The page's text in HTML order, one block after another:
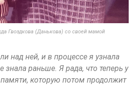
Гвоздкова (Данькова) со своей мамой
над ней, и в процессе я узнала
знала раньше. Я рада, что теперь у
памяти, которую потом продолжит